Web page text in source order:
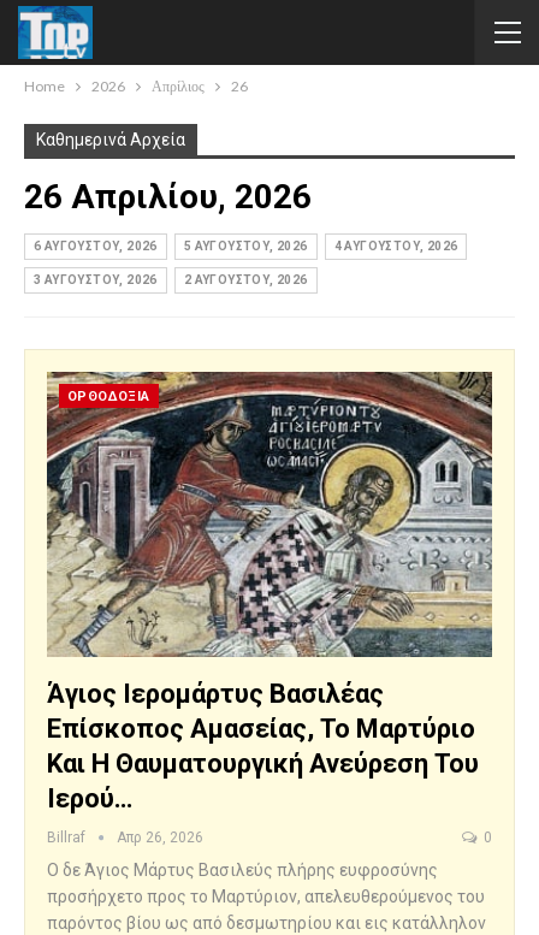
Home 2026 Απρίλιος 26
Καθημερινά Αρχεία
26 Απριλίου, 2026
6 ΑΥΓΟΎΣΤΟΥ, 2026 5 ΑΥΓΟΎΣΤΟΥ, 2026 4 ΑΥΓΟΎΣΤΟΥ, 2026
3 ΑΥΓΟΎΣΤΟΥ, 2026 2 ΑΥΓΟΎΣΤΟΥ, 2026
ΟΡΘΟΔΟΞΙΑ
Άγιος Ιερομάρτυς Βασιλέας
Επίσκοπος Αμασείας, Το Μαρτύριο
Και Η Θαυματουργική Ανεύρεση Του
Ιερού…
Billraf Απρ 26, 2026 0
Ο δε Άγιος Μάρτυς Βασιλεύς πλήρης ευφροσύνης
προσήρχετο προς το Μαρτύριον, απελευθερούμενος του
παρόντος βίου ως από δεσμωτηρίου και εις κατάλληλον